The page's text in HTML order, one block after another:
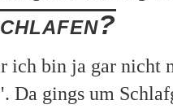
ich bin ja gar nicht
Da gings um